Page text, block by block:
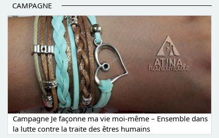
CAMPAGNE
Campagne Je façonne ma vie moi-même – Ensemble dans
la lutte contre la traite des êtres humains